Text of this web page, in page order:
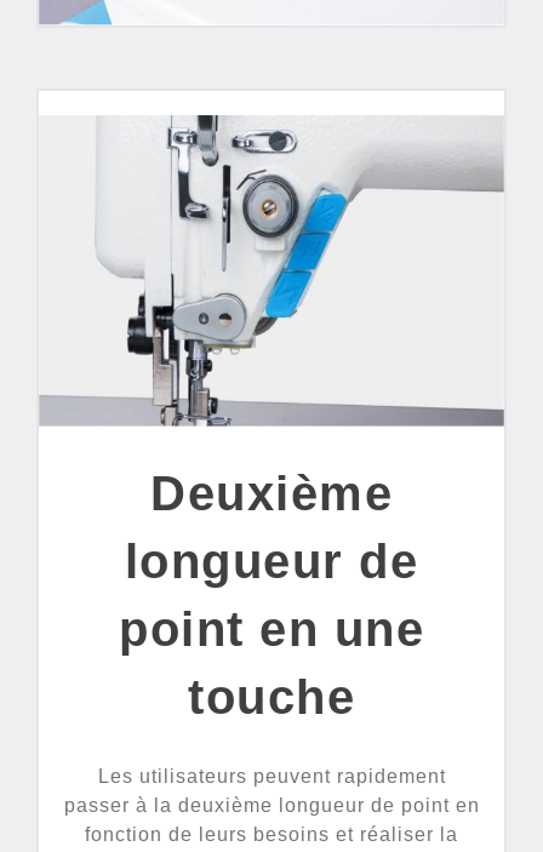
Deuxième
longueur de
point en une
touche
Les utilisateurs peuvent rapidement
passer à la deuxième longueur de point en
fonction de leurs besoins et réaliser la